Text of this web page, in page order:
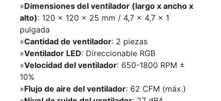
»Dimensiones del ventilador (largo x ancho x
alto): 120 x 120 x 25 mm / 4,7 x 4,7 x 1
pulgada
»Cantidad de ventilador: 2 piezas
»Ventilador LED: Direccionable RGB
»Velocidad del ventilador: 650-1800 RPM ±
10%
»Flujo de aire del ventilador: 62 CFM (máx.)